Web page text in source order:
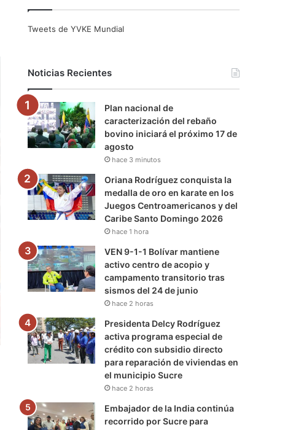
o
k
r
e
r
a
m
a
Tweets de YVKE Mundial
Noticias Recientes
Plan nacional de
caracterización del rebaño
bovino iniciará el próximo 17 de
agosto
hace 3 minutos
Oriana Rodríguez conquista la
medalla de oro en karate en los
Juegos Centroamericanos y del
Caribe Santo Domingo 2026
hace 1 hora
VEN 9-1-1 Bolívar mantiene
activo centro de acopio y
campamento transitorio tras
sismos del 24 de junio
hace 2 horas
Presidenta Delcy Rodríguez
activa programa especial de
crédito con subsidio directo
para reparación de viviendas en
el municipio Sucre
hace 2 horas
Embajador de la India continúa
recorrido por Sucre para